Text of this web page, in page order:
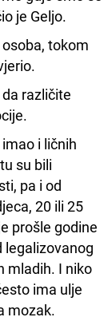
je Geljo.
tokom
različite
i ličnih
su bili
pa i od
20 ili 25
prošle godine
legalizovanog
mladih. I niko
ima ulje
mozak.